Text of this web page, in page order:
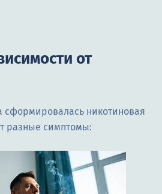
от
сформировалась никотиновая
разные симптомы: